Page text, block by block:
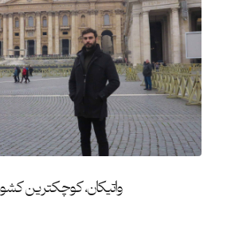
واتیکان، کوچکترین کشور